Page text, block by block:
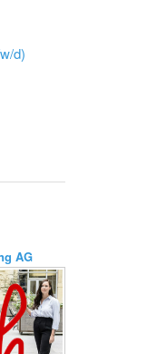
d)
AG